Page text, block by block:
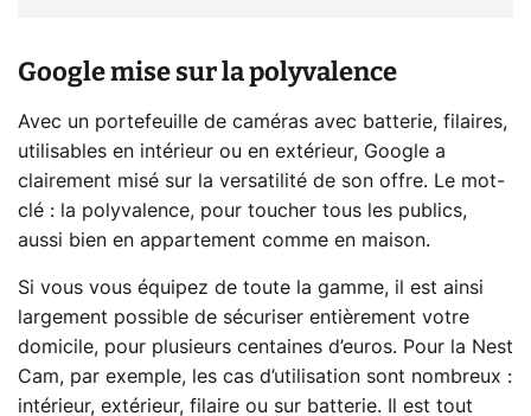
Google mise sur la polyvalence
Avec un portefeuille de caméras avec batterie, filaires,
utilisables en intérieur ou en extérieur, Google a
clairement misé sur la versatilité de son offre. Le mot-
clé : la polyvalence, pour toucher tous les publics,
aussi bien en appartement comme en maison.
Si vous vous équipez de toute la gamme, il est ainsi
largement possible de sécuriser entièrement votre
domicile, pour plusieurs centaines d’euros. Pour la Nest
Cam, par exemple, les cas d’utilisation sont nombreux :
intérieur, extérieur, filaire ou sur batterie. Il est tout